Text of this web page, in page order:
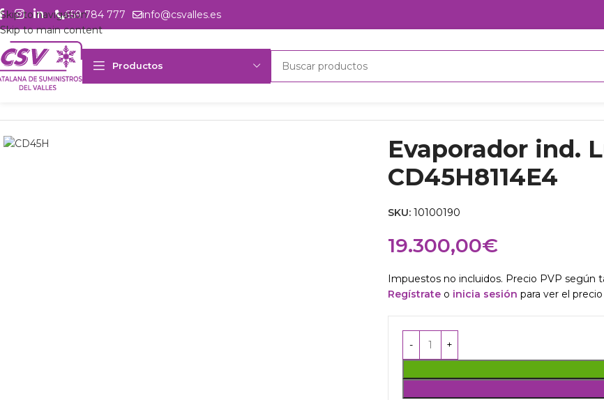
Skip to navigation
Skip to main content
659 784 777 info@csvalles.es
Productos
Inicio Productos
Evaporador ind.
CD45H8114E4
SKU: 10100190
19.300,00€
Impuestos no incluidos. Precio PVP según
Regístrateo inicia sesión para ver el